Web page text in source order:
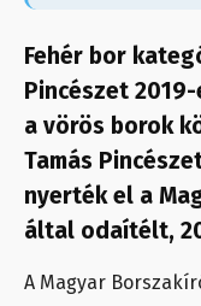
Fehér bor
Pincészet
a vörös borok
Tamás
nyerték el a
által odaítélt,
A Magyar